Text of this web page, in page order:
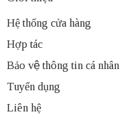
Hệ thống cửa hàng
Hợp tác
Bảo vệ thông tin cá nhân
Tuyển dụng
Liên hệ